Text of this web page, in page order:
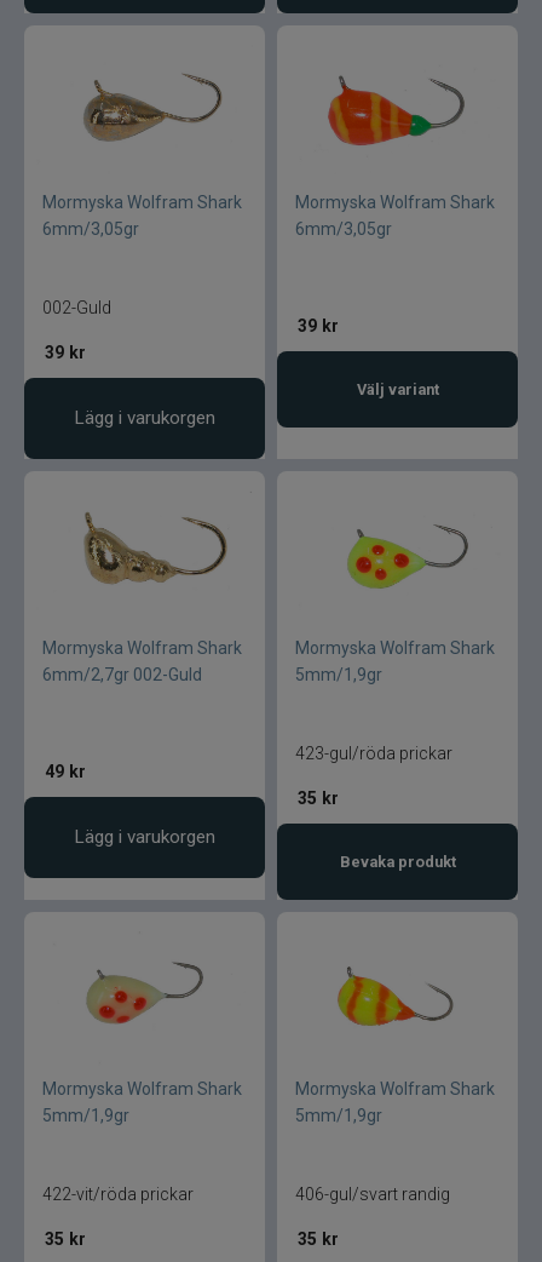
Mormyska Wolfram Shark
6mm/3,05gr
002-Guld
39 kr
Lägg i varukorgen
Mormyska Wolfram Shark
6mm/3,05gr
39 kr
Välj variant
Mormyska Wolfram Shark
6mm/2,7gr 002-Guld
49 kr
Lägg i varukorgen
Mormyska Wolfram Shark
5mm/1,9gr
423-gul/röda prickar
35 kr
Bevaka produkt
Mormyska Wolfram Shark
5mm/1,9gr
422-vit/röda prickar
35 kr
Mormyska Wolfram Shark
5mm/1,9gr
406-gul/svart randig
35 kr